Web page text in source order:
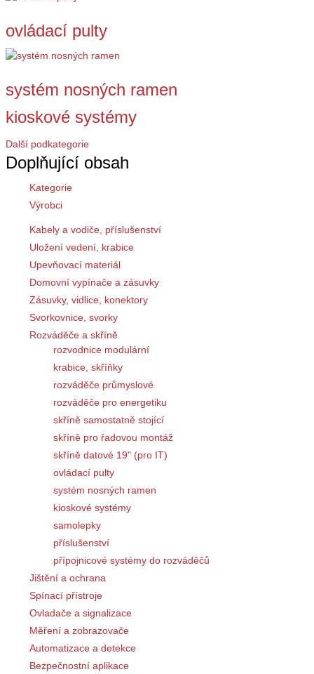
ovládací pulty
systém nosných ramen
kioskové systémy
Další podkategorie
Doplňující obsah
Kategorie
Výrobci
Kabely a vodiče, příslušenství
Uložení vedení, krabice
Upevňovací materiál
Domovní vypínače a zásuvky
Zásuvky, vidlice, konektory
Svorkovnice, svorky
Rozváděče a skříně
rozvodnice modulární
krabice, skříňky
rozváděče průmyslové
rozváděče pro energetiku
skříně samostatně stojící
skříně pro řadovou montáž
skříně datové 19" (pro IT)
ovládací pulty
systém nosných ramen
kioskové systémy
samolepky
příslušenství
přípojnicové systémy do rozváděčů
Jištění a ochrana
Spínací přístroje
Ovladače a signalizace
Měření a zobrazovače
Automatizace a detekce
Bezpečnostní aplikace